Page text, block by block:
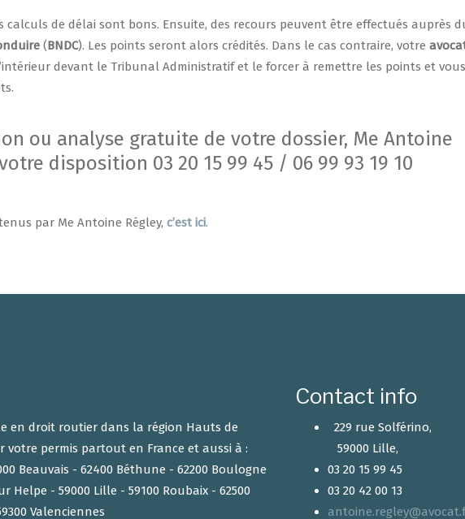
calculs de délai sont bons. Ensuite, des recours peuvent être effectués auprès
(BNDC). Les points seront alors crédités. Dans le cas contraire, votre
devant le Tribunal Administratif et le forcer à remettre les points et vous
ou analyse gratuite de votre dossier, Me Antoine
disposition 03 20 15 99 45 / 06 99 93 19 10
par Me Antoine Régley, c’est ici.
en droit routier dans la région Hauts de
votre permis partout en France et aussi à :
Beauvais - 62400 Béthune - 62200 Boulogne
Helpe - 59000 Lille - 59100 Roubaix - 62500
Valenciennes
Contact info
229 rue Solférino,
59000 Lille,
03 20 15 99 45
03 20 42 00 13